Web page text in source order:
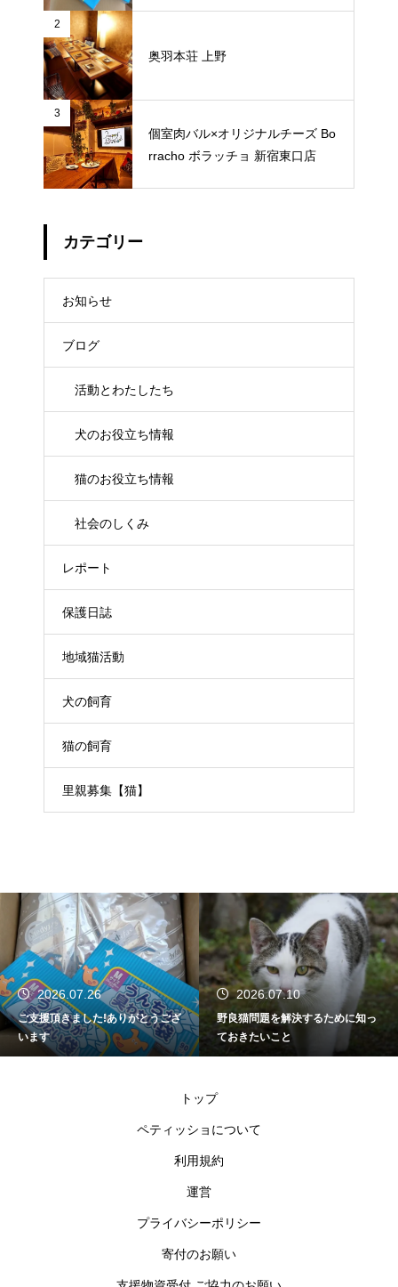
2
奥羽本荘 上野
3
個室肉バル×オリジナルチーズ Bo
rracho ボラッチョ 新宿東口店
カテゴリー
お知らせ
ブログ
活動とわたしたち
犬のお役立ち情報
猫のお役立ち情報
社会のしくみ
レポート
保護日誌
地域猫活動
犬の飼育
猫の飼育
里親募集【猫】
2026.07.26
ご支援頂きました!ありがとうござ
います
2026.07.10
野良猫問題を解決するために知っ
ておきたいこと
トップ
ペティッショについて
利用規約
運営
プライバシーポリシー
寄付のお願い